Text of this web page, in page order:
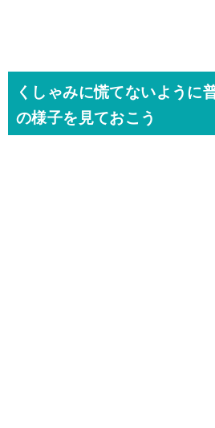
くしゃみに慌てないように
の様子を見ておこう